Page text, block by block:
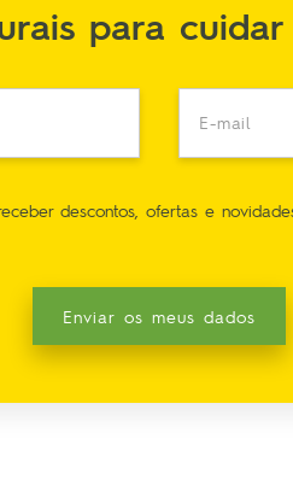
para
E-mail
descontos, ofertas e
Enviar os meus dados